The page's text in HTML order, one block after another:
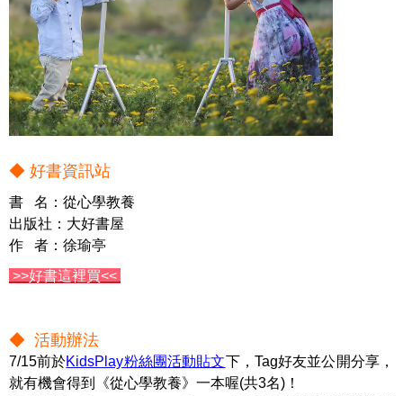
◆ 好書資訊站
書 名：從心學教養
出版社：大好書屋
作 者：徐瑜亭
>>好書這裡買<<
◆ 活動辦法
7/15前於KidsPlay粉絲團活動貼文下，Tag好友並公開分享，
就有機會得到《從心學教養》一本喔(共3名)！